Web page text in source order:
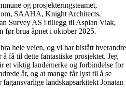
og prosjekteringsteamet,
SAAHA, Knight Architects,
Survey AS i tillegg til Asplan Viak,
før brua åpnet i oktober 2025.
hele veien, og vi har bistått hverandre
få til dette fantastiske prosjektet. Jeg
et viktig landemerke og forbindelse for
år, og at mange får lyst til å se
landskapsarkitekt Jonatan